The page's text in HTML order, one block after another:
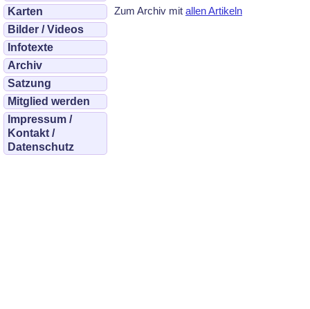
Karten
Bilder / Videos
Infotexte
Archiv
Satzung
Mitglied werden
Impressum /
Kontakt /
Datenschutz
Zum Archiv mit allen Artikeln